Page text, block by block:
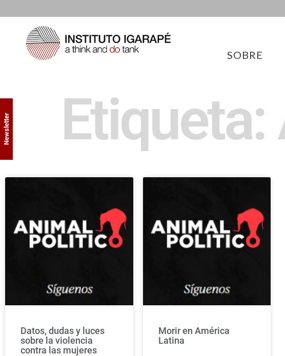
SOBRE
Datos, dudas y luces
sobre la violencia
contra las mujeres
Morir en América
Latina
Newsletter